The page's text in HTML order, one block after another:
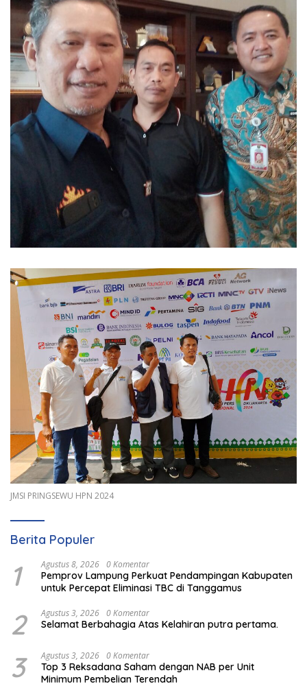
JMSI PRINGSEWU HPN 2024
Berita Populer
1 Agustus 8, 2026 0 Komentar
Pemprov Lampung Perkuat Pendampingan Kabupaten
untuk Percepat Eliminasi TBC di Tanggamus
2 Agustus 3, 2026 0 Komentar
Selamat Berbahagia Atas Kelahiran putra pertama.
3 Agustus 3, 2026 0 Komentar
Top 3 Reksadana Saham dengan NAB per Unit
Minimum Pembelian Terendah